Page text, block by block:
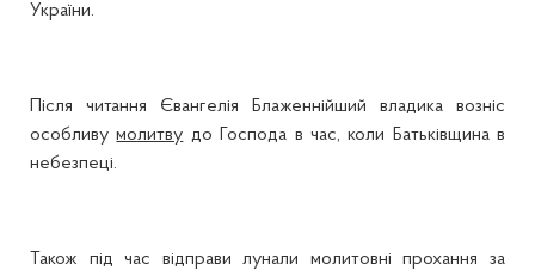
України.
Після читання Євангелія Блаженнійший владика возніс
особливумолитву до Господа в час, коли Батьківщина в
небезпеці.
Також під час відправи лунали молитовні прохання за